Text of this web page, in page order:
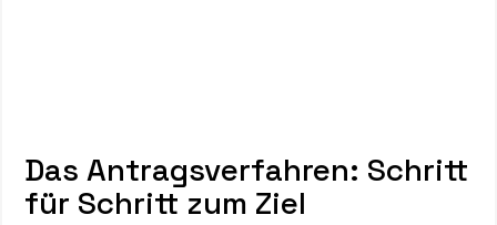
Das Antragsverfahren: Schritt
für Schritt zum Ziel